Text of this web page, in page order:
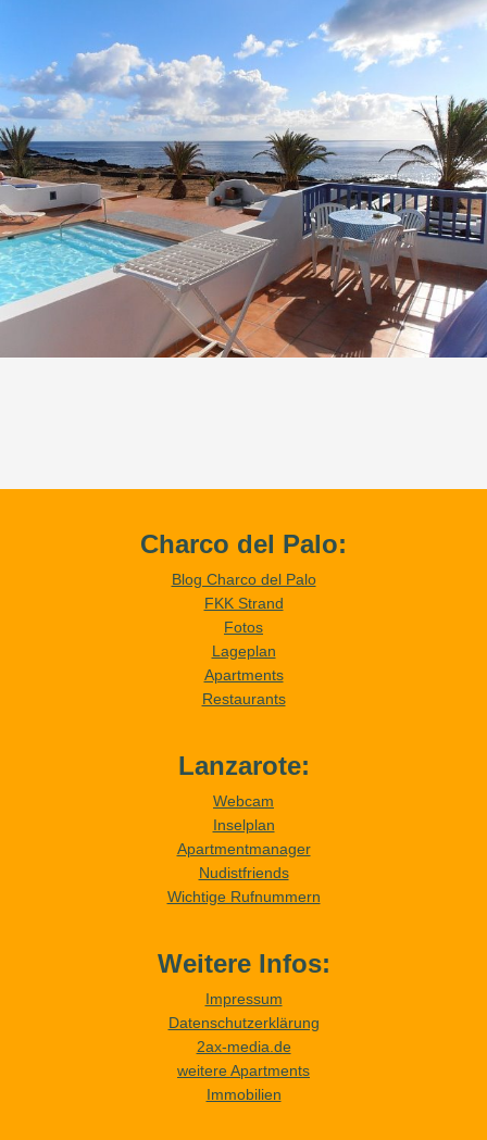
Charco del Palo:
Blog Charco del Palo
FKK Strand
Fotos
Lageplan
Apartments
Restaurants
Lanzarote:
Webcam
Inselplan
Apartmentmanager
Nudistfriends
Wichtige Rufnummern
Weitere Infos:
Impressum
Datenschutzerklärung
2ax-media.de
weitere Apartments
Immobilien